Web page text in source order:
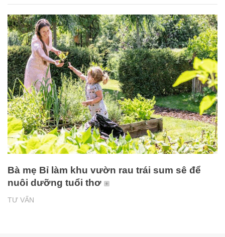
TƯ VẤN
Bà mẹ Bỉ làm khu vườn rau trái sum sê để
nuôi dưỡng tuổi thơ